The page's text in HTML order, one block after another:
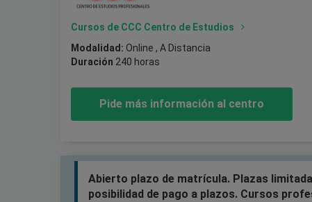
Cursos de CCC Centro de Estudios
Modalidad: Online , A Distancia
Duración 240 horas
Pide más información al centro
Abierto plazo de matrícula. Plazas
posibilidad de pago a plazos. Cursos